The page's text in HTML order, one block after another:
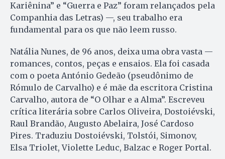
Kariênina” e “Guerra e Paz” foram relançados pela
Companhia das Letras) —, seu trabalho era
fundamental para os que não leem russo.
Natália Nunes, de 96 anos, deixa uma obra vasta —
romances, contos, peças e ensaios. Ela foi casada
com o poeta António Gedeão (pseudônimo de
Rómulo de Carvalho) e é mãe da escritora Cristina
Carvalho, autora de “O Olhar e a Alma”. Escreveu
crítica literária sobre Carlos Oliveira, Dostoiévski,
Raul Brandão, Augusto Abelaira, José Cardoso
Pires. Traduziu Dostoiévski, Tolstói, Simonov,
Elsa Triolet, Violette Leduc, Balzac e Roger Portal.